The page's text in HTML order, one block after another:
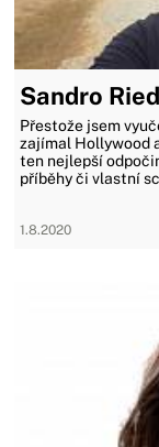
Sandro
Přestože jsem
zajímal Hollywood
ten nejlepší
příběhy či vlastní
1.8.2020